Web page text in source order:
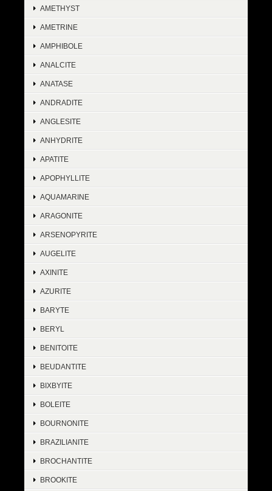
AMETHYST
AMETRINE
AMPHIBOLE
ANALCITE
ANATASE
ANDRADITE
ANGLESITE
ANHYDRITE
APATITE
APOPHYLLITE
AQUAMARINE
ARAGONITE
ARSENOPYRITE
AUGELITE
AXINITE
AZURITE
BARYTE
BERYL
BENITOITE
BEUDANTITE
BIXBYITE
BOLEITE
BOURNONITE
BRAZILIANITE
BROCHANTITE
BROOKITE